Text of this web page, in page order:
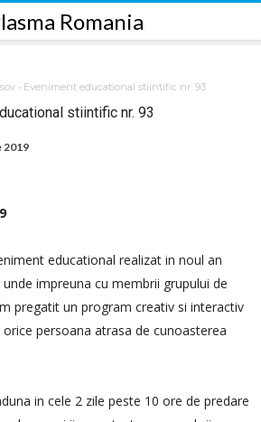
• Eveniment educational stiintific nr. 93
stiintific nr. 93
2019
educational realizat in noul an
impreuna cu membrii grupului de
pregatit un program creativ si interactiv
persoana atrasa de cunoasterea
in cele 2 zile peste 10 ore de predare